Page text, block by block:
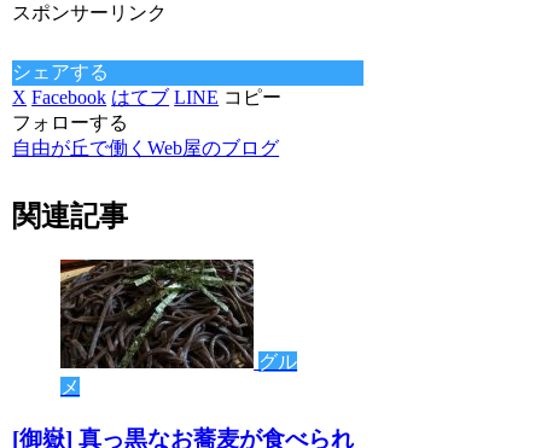
スポンサーリンク
シェアする
X Facebook はてブ LINE コピー
フォローする
自由が丘で働くWeb屋のブログ
関連記事
グル
メ
[御嶽] 真っ黒なお蕎麦が食べられ